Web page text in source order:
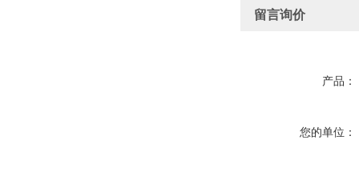
留言询价
产品：
您的单位：